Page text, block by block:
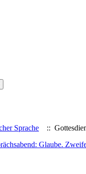
Sprache
::
Glaube.